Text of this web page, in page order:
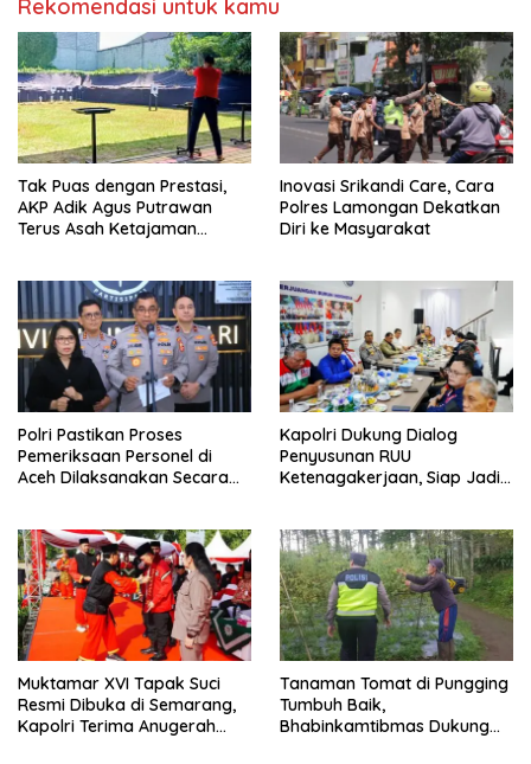
Rekomendasi untuk kamu
Tak Puas dengan Prestasi,
AKP Adik Agus Putrawan
Terus Asah Ketajaman
Inovasi Srikandi Care, Cara
Polres Lamongan Dekatkan
Diri ke Masyarakat
Polri Pastikan Proses
Pemeriksaan Personel di
Aceh Dilaksanakan Secara
Kapolri Dukung Dialog
Penyusunan RUU
Ketenagakerjaan, Siap Jadi
Muktamar XVI Tapak Suci
Resmi Dibuka di Semarang,
Kapolri Terima Anugerah
Tanaman Tomat di Pungging
Tumbuh Baik,
Bhabinkamtibmas Dukung